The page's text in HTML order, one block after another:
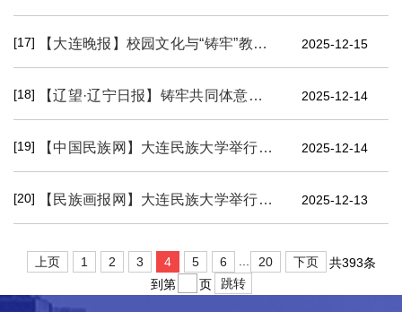
[17] 【大连晚报】校园文化与“铸牢”教育深度融合 2025-12-15
[18] 【辽望·辽宁日报】铸牢共同体意识，绘就校园同心画卷 2025-12-14
[19] 【中国民族网】大连民族大学举行2024—2025学年三好表彰大会、2025年校园文化艺术节暨铸牢中华民族共同体意识教育月闭幕式 2025-12-14
[20] 【民族画报网】大连民族大学举行2024—2025学年三好表彰大会、2025年校园文化艺术节暨铸牢中华民族共同体意识教育月闭幕式 2025-12-13
上页 1 2 3 4 5 6 20 下页
共393条
到第
页 跳转